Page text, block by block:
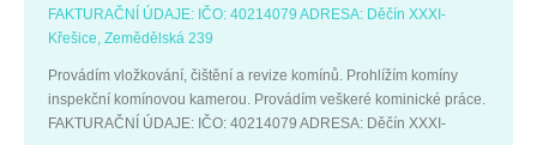
FAKTURAČNÍ ÚDAJE: IČO: 40214079 ADRESA: Děčín XXXI-
Křešice, Zemědělská 239
Provádím vložkování, čištění a revize komínů. Prohlížím komíny
inspekční komínovou kamerou. Provádím veškeré kominické práce.
FAKTURAČNÍ ÚDAJE: IČO: 40214079 ADRESA: Děčín XXXI-